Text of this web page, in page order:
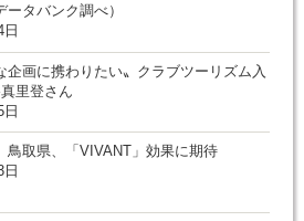
タバンク調べ）
企画に携わりたい〟クラブツーリズム入
里登さん
日
鳥取県、「VIVANT」効果に期待